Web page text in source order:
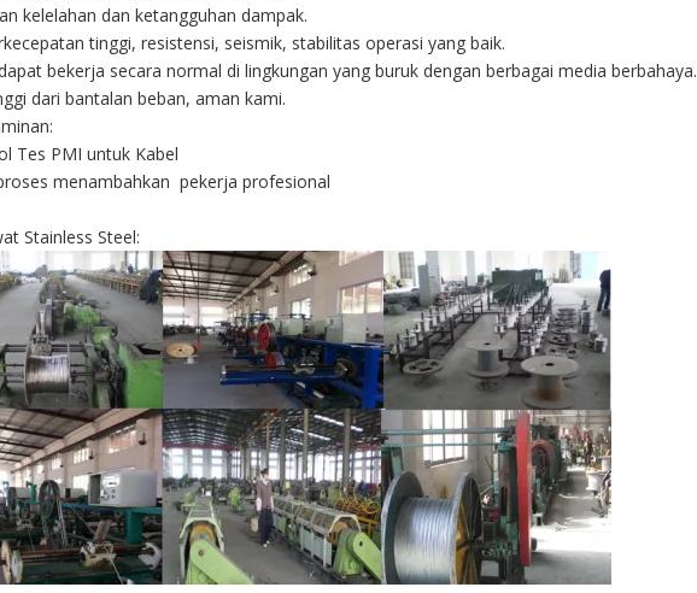
kelelahan dan ketangguhan dampak.
tinggi, resistensi, seismik, stabilitas operasi yang baik.
bekerja secara normal di lingkungan yang buruk dengan berbagai media berbahaya.
dari bantalan beban, aman kami.
Tes PMI untuk Kabel
menambahkan pekerja profesional
Stainless Steel: